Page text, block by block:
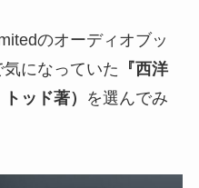
のオーディオブッ
になっていた 『西洋
ッド著）
を選んでみ